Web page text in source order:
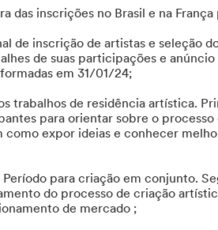
das inscrições no Brasil e na
de inscrição de artistas e seleção
de suas participações e anúncio
em 31/01/24;
trabalhos de residência artística.
para orientar sobre o
expor ideias e conhecer
para criação em conjunto.
do processo de criação
de mercado ;